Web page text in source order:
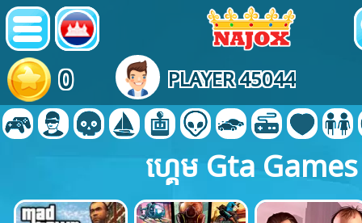
0 PLAYER 45044
ហ្គេម Gta Games